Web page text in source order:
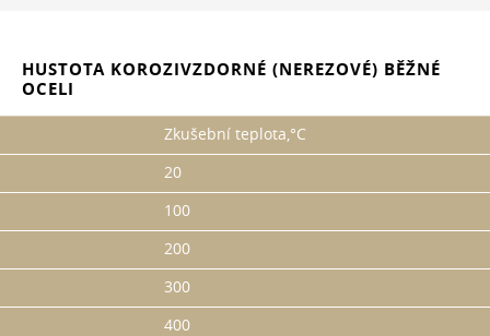
HUSTOTA KOROZIVZDORNÉ (NEREZOVÉ) BĚŽNÉ
OCELI
Zkušební teplota,°C
20
100
200
300
400